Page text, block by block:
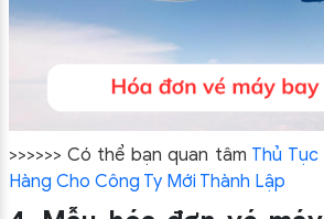
>>>>>> Có thể bạn quan tâm Thủ Tục
Hàng Cho Công Ty Mới Thành Lập